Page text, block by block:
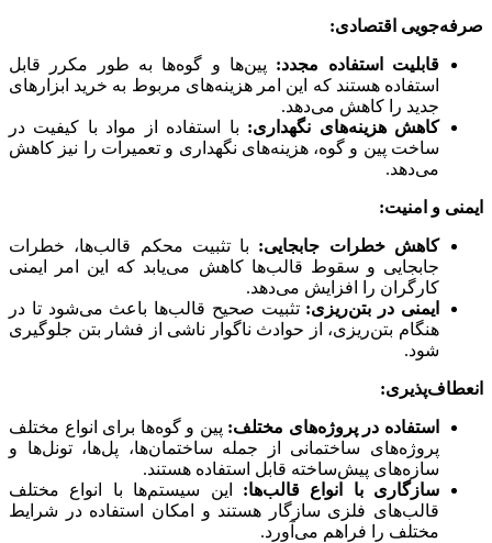
صرفه‌جویی اقتصادی:
قابلیت استفاده مجدد: پین‌ها و گوه‌ها به طور مکرر قابل
استفاده هستند که این امر هزینه‌های مربوط به خرید ابزارهای
جدید را کاهش می‌دهد.
کاهش هزینه‌های نگهداری: با استفاده از مواد با کیفیت در
ساخت پین و گوه، هزینه‌های نگهداری و تعمیرات را نیز کاهش
می‌دهد.
ایمنی و امنیت:
کاهش خطرات جابجایی: با تثبیت محکم قالب‌ها، خطرات
جابجایی و سقوط قالب‌ها کاهش می‌یابد که این امر ایمنی
کارگران را افزایش می‌دهد.
ایمنی در بتن‌ریزی: تثبیت صحیح قالب‌ها باعث می‌شود تا در
هنگام بتن‌ریزی، از حوادث ناگوار ناشی از فشار بتن جلوگیری
شود.
انعطاف‌پذیری:
استفاده در پروژه‌های مختلف: پین و گوه‌ها برای انواع مختلف
پروژه‌های ساختمانی از جمله ساختمان‌ها، پل‌ها، تونل‌ها و
سازه‌های پیش‌ساخته قابل استفاده هستند.
سازگاری با انواع قالب‌ها: این سیستم‌ها با انواع مختلف
قالب‌های فلزی سازگار هستند و امکان استفاده در شرایط
مختلف را فراهم می‌آورد.